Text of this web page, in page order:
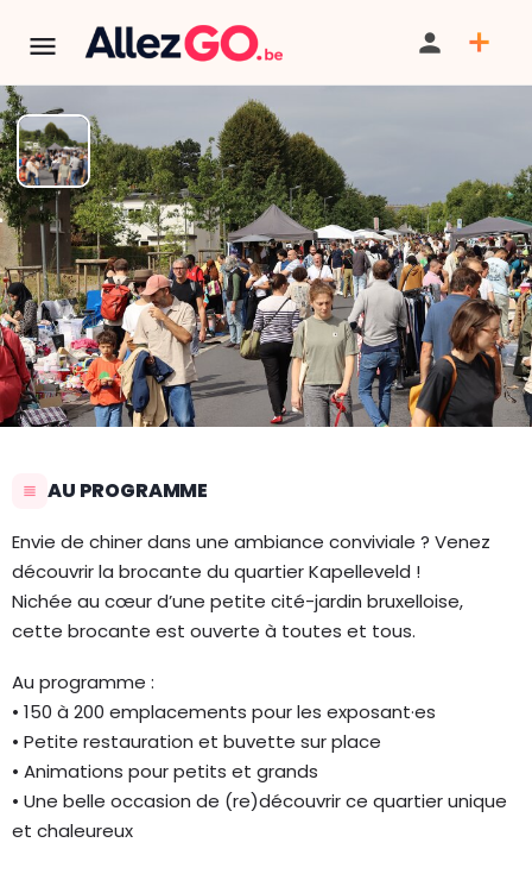
Brocante de Kapelleveld à
Woluwe-Saint-Lambert
PARTAGER SAUVEGARDER SIGNALER
AU PROGRAMME
Envie de chiner dans une ambiance conviviale ? Venez
découvrir la brocante du quartier Kapelleveld !
Nichée au cœur d’une petite cité-jardin bruxelloise,
cette brocante est ouverte à toutes et tous.
Au programme :
• 150 à 200 emplacements pour les exposant·es
• Petite restauration et buvette sur place
• Animations pour petits et grands
• Une belle occasion de (re)découvrir ce quartier unique
et chaleureux